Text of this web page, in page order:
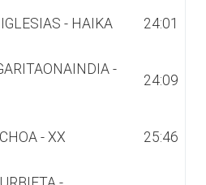
- HAIKA 24:01
-
24:09
- XX 25:46